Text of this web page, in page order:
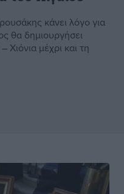
κάνει λόγο για
θα δημιουργήσει
Χιόνια μέχρι και τη